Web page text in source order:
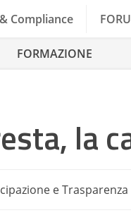
Compliance
FORMAZIONE
la
e Trasparenza